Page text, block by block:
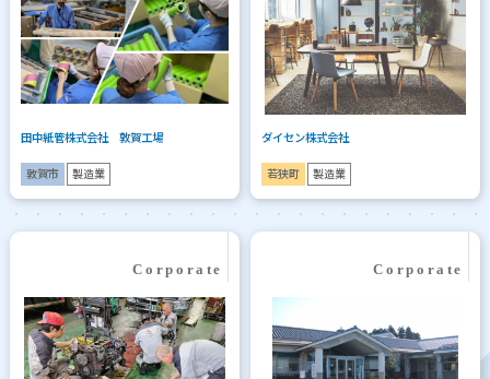
田中紙管株式会社 敦賀工場
敦賀市 製造業
ダイセン株式会社
若狭町 製造業